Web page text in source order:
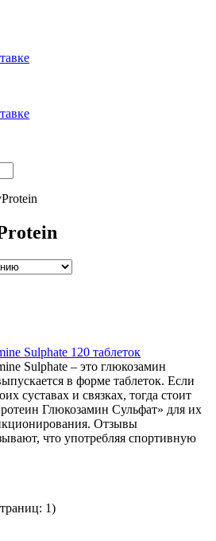
Sulphate 120 таблеток
Sulphate – это глюкозамин
в форме таблеток. Если
суставах и связках, тогда стоит
Глюкозамин Сульфат» для их
Отзывы
что употребляя спортивную
1)